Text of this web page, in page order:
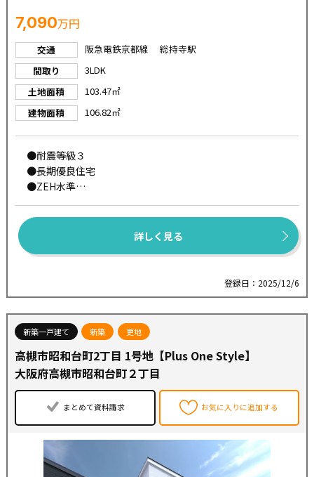
7,090万円
交通
阪急電鉄京都線 総持寺駅
間取り
3LDK
土地面積
103.47㎡
建物面積
106.82㎡
●耐震等級３
●長期優良住宅
●ZEH水準
●一次エネルギー消費量等級６
●太陽光発電『スマイルーフ』標準装備
●【パワービルド工法】
合わせることで高い耐震性を実現する工法です。
また、強度が安定した部分の木材を使用するため、構造
※販売価格には土地代、建物本体、外交費用を含みます。
※販売価格の他に、別途建築確認費用60万円や各種手数料
が必要となります。
【最寄り駅】
●阪急京都線【総持寺駅】・・・徒歩８分
詳しく見る
登録日：2025/12/6
新築一戸建て 新築 更地
高槻市昭和台町2丁目 1号地【Plus One Style】
大阪府高槻市昭和台町２丁目
まとめて資料請求 お気に入りに追加する